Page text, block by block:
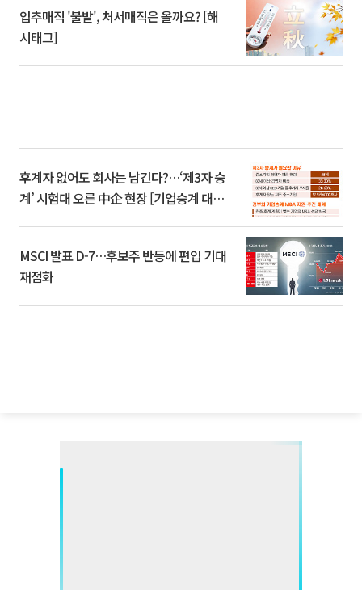
입추매직 '불발', 처서매직은 올까요? [해
시태그]
후계자 없어도 회사는 남긴다?…‘제3자 승
계’ 시험대 오른 中企 현장 [기업승계 대전
MSCI 발표 D-7…후보주 반등에 편입 기대
재점화